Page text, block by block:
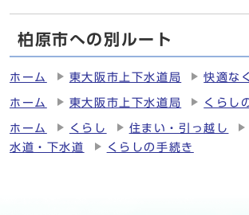
柏原市への別ルート
ホーム 東大阪市上下水道局 快適な
ホーム 東大阪市上下水道局 くらし
ホーム くらし
住まい・引っ越し
水道・下水道
くらしの手続き